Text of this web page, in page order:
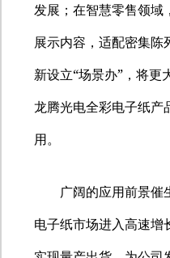
发展；在智慧零售领域
展示内容，适配密集陈
新设立“场景办” ，将更
龙腾光电全彩电子纸产
用。
广阔的应用前景催
电子纸市场进入高速增